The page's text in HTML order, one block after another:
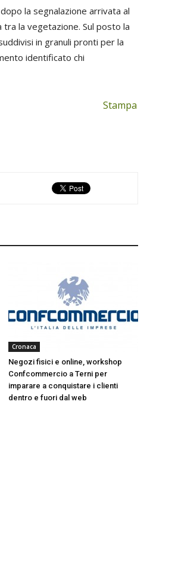
la segnalazione arrivata al
la vegetazione. Sul posto la
in granuli pronti per la
identificato chi
Stampa
Cronaca
Negozi fisici e online, workshop
Confcommercio a Terni per
imparare a conquistare i clienti
dentro e fuori dal web